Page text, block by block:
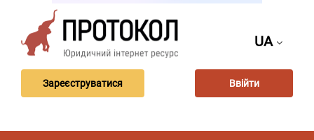
UA
Зареєструватися Ввійти